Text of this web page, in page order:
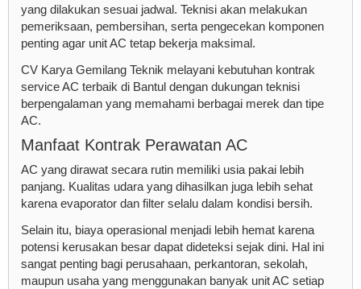
yang dilakukan sesuai jadwal. Teknisi akan melakukan
pemeriksaan, pembersihan, serta pengecekan komponen
penting agar unit AC tetap bekerja maksimal.
CV Karya Gemilang Teknik melayani kebutuhan kontrak
service AC terbaik di Bantul dengan dukungan teknisi
berpengalaman yang memahami berbagai merek dan tipe
AC.
Manfaat Kontrak Perawatan AC
AC yang dirawat secara rutin memiliki usia pakai lebih
panjang. Kualitas udara yang dihasilkan juga lebih sehat
karena evaporator dan filter selalu dalam kondisi bersih.
Selain itu, biaya operasional menjadi lebih hemat karena
potensi kerusakan besar dapat dideteksi sejak dini. Hal ini
sangat penting bagi perusahaan, perkantoran, sekolah,
maupun usaha yang menggunakan banyak unit AC setiap